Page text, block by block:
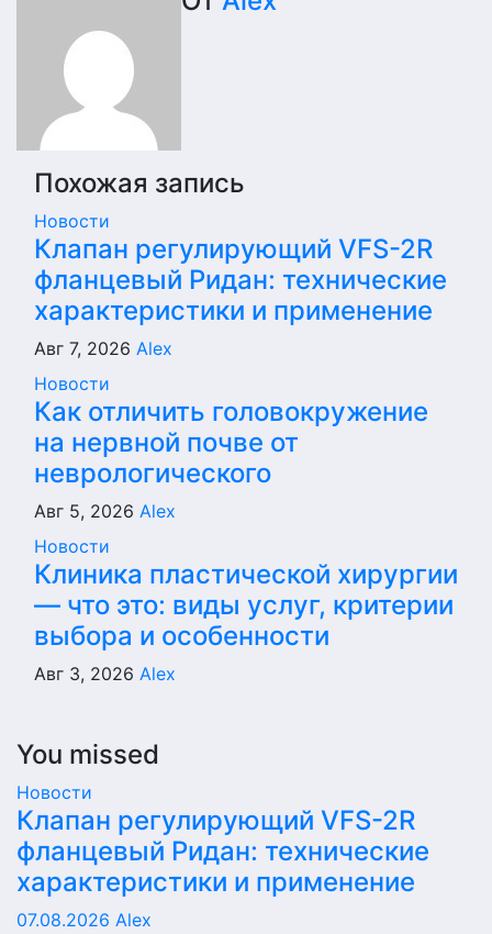
записям
Похожая запись
Новости
Клапан регулирующий VFS-2R
фланцевый Ридан: технические
характеристики и применение
Авг 7, 2026 Alex
Новости
Как отличить головокружение
на нервной почве от
неврологического
Авг 5, 2026 Alex
Новости
Клиника пластической хирургии
— что это: виды услуг, критерии
выбора и особенности
Авг 3, 2026 Alex
You missed
Новости
Клапан регулирующий VFS-2R
фланцевый Ридан: технические
характеристики и применение
07.08.2026 Alex